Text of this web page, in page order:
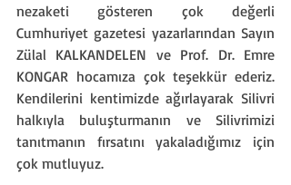
nezaketi gösteren çok değerli
Cumhuriyet gazetesi yazarlarından Sayın
Zülal KALKANDELEN ve Prof. Dr. Emre
KONGAR hocamıza çok teşekkür ederiz.
Kendilerini kentimizde ağırlayarak Silivri
halkıyla buluşturmanın ve Silivrimizi
tanıtmanın fırsatını yakaladığımız için
çok mutluyuz.